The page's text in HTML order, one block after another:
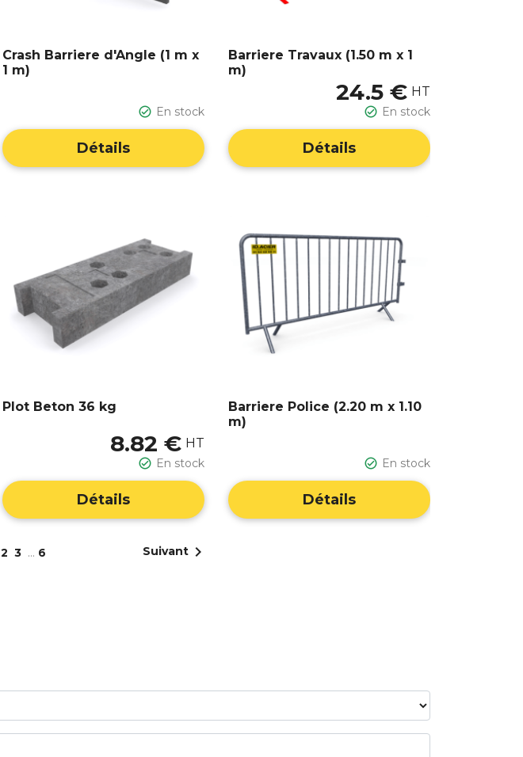
Crash Barriere d'Angle (1 m x
1 m)
 En stock
Détails
Barriere Travaux (1.50 m x 1
m)
24.5 € HT
 En stock
Détails
Plot Beton 36 kg
8.82 € HT
 En stock
Détails
Barriere Police (2.20 m x 1.10
m)
 En stock
Détails
2 3 … 6 Suivant 